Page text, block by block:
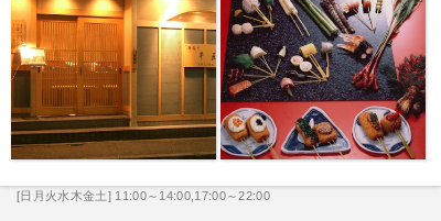
[日月火水木金土] 11:00～14:00,17:00～22:00